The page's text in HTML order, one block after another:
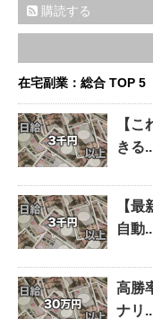
購読する
在宅副業：総合 TOP 5
【
きる
【
自動
高勝
ナリ